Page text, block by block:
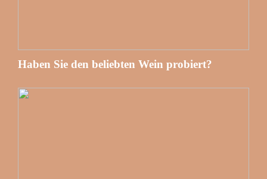
Haben Sie den beliebten Wein probiert?